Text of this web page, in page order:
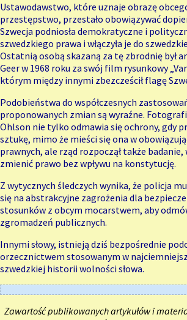
Ustawodawstwo, które uznaje obrazę
przestępstwo, przestało obowiązywać
Szwecja podniosła demokratyczne i
szwedzkiego prawa i włączyła je do
Ostatnią osobą skazaną za tę zbrodnię był
Geer w 1968 roku za swój film rysunkowy
którym między innymi zbezcześcił flagę
Podobieństwa do współczesnych
proponowanych zmian są wyraźne.
Ohlson nie tylko odmawia się ochrony, gdy
sztukę, mimo że mieści się ona w
prawnych, ale rząd rozpoczął także
zmienić prawo bez wpływu na konstytucję.
Z wytycznych śledczych wynika, że ​​policja
się na abstrakcyjne zagrożenia dla
stosunków z obcym mocarstwem, aby
zgromadzeń publicznych.
Innymi słowy, istnieją dziś bezpośrednie
orzecznictwem stosowanym w
szwedzkiej historii wolności słowa.
Zawartość publikowanych artykułów i